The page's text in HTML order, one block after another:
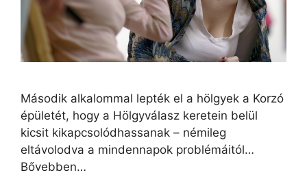
Második alkalommal lepték el a hölgyek a Korzó
épületét, hogy a Hölgyválasz keretein belül
kicsit kikapcsolódhassanak – némileg
eltávolodva a mindennapok problémáitól…
Bővebben…